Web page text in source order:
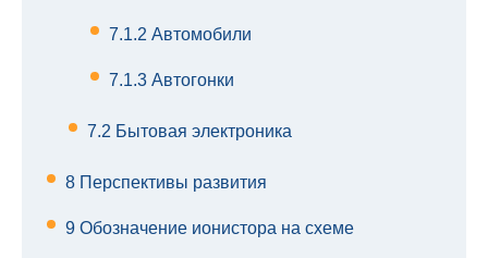
7.1.2 Автомобили
7.1.3 Автогонки
7.2 Бытовая электроника
8 Перспективы развития
9 Обозначение ионистора на схеме